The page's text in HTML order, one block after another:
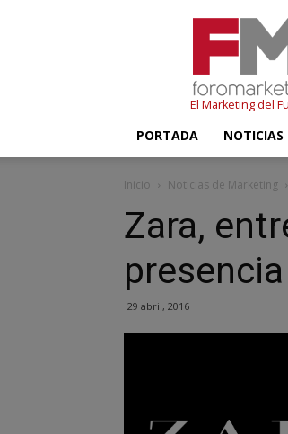
El Marketing del
PORTADA NOTICIAS
Inicio Noticias de Marketing
Zara,
29 abril, 2016